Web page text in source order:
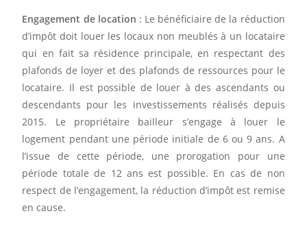
Engagement de location : Le bénéficiaire de la réduction
d’impôt doit louer les locaux non meublés à un locataire
qui en fait sa résidence principale, en respectant des
plafonds de loyer et des plafonds de ressources pour le
locataire. Il est possible de louer à des ascendants ou
descendants pour les investissements réalisés depuis
2015. Le propriétaire bailleur s’engage à louer le
logement pendant une période initiale de 6 ou 9 ans. A
l’issue de cette période, une prorogation pour une
période totale de 12 ans est possible. En cas de non
respect de l’engagement, la réduction d’impôt est remise
en cause.